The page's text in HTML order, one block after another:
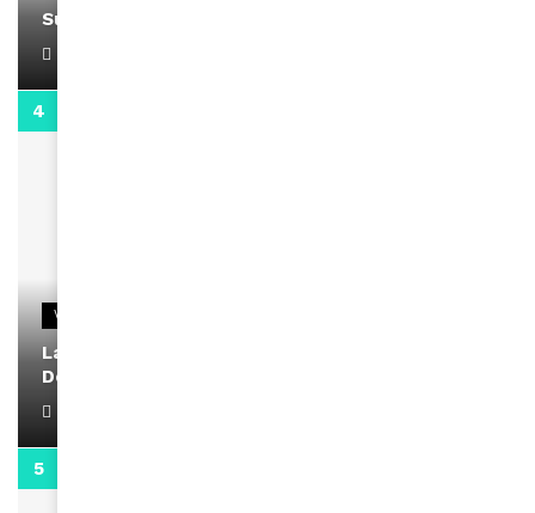
Support Black Business Wee-kend
VIDEOS
La rubrique santé speciale coronavirus du
Docteur Makanda